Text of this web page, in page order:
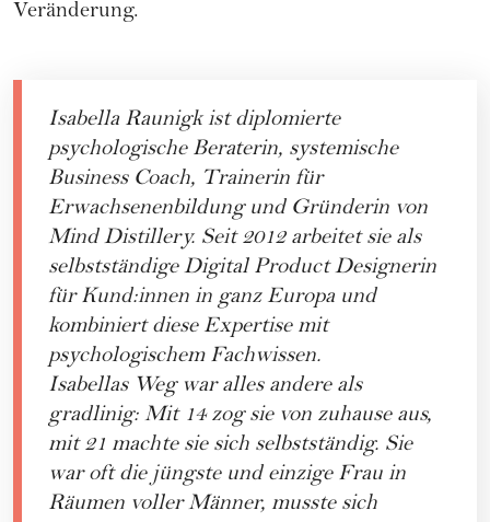
Veränderung.
Isabella Raunigk ist diplomierte
psychologische Beraterin, systemische
Business Coach, Trainerin für
Erwachsenenbildung und Gründerin von
Mind Distillery. Seit 2012 arbeitet sie als
selbstständige Digital Product Designerin
für Kund:innen in ganz Europa und
kombiniert diese Expertise mit
psychologischem Fachwissen.
Isabellas Weg war alles andere als
gradlinig: Mit 14 zog sie von zuhause aus,
mit 21 machte sie sich selbstständig. Sie
war oft die jüngste und einzige Frau in
Räumen voller Männer, musste sich